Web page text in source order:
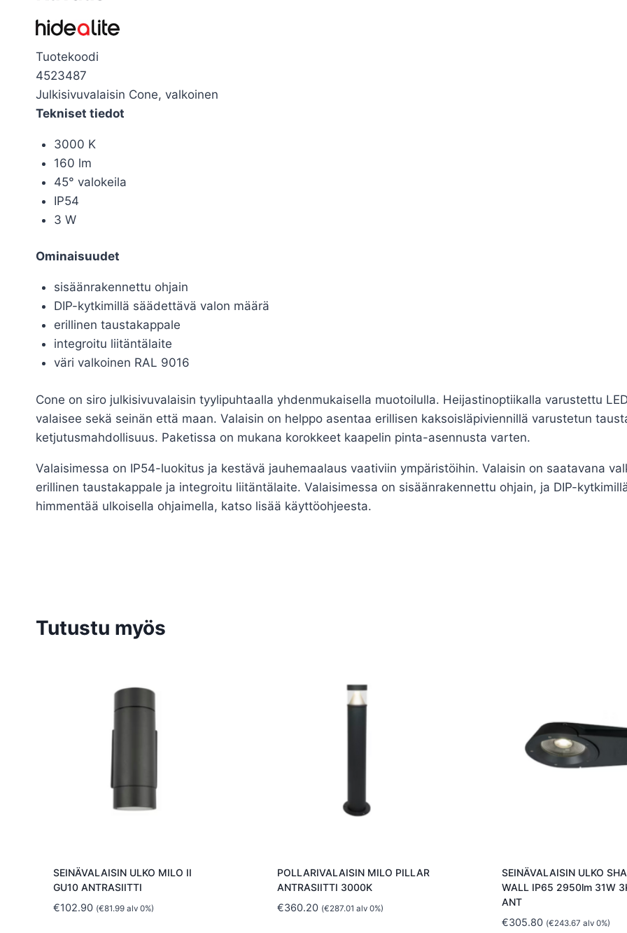
Tuotekoodi
4523487
Julkisivuvalaisin Cone, valkoinen
Tekniset tiedot
3000 K
160 lm
45° valokeila
IP54
3 W
Ominaisuudet
sisäänrakennettu ohjain
DIP-kytkimillä säädettävä valon määrä
erillinen taustakappale
integroitu liitäntälaite
väri valkoinen RAL 9016
Cone on siro julkisivuvalaisin tyylipuhtaalla yhdenmukaisella muotoilulla. Heijastinoptiikalla varustettu
valaisee sekä seinän että maan. Valaisin on helppo asentaa erillisen kaksoisläpiviennillä varustetun
ketjutusmahdollisuus. Paketissa on mukana korokkeet kaapelin pinta-asennusta varten.
Valaisimessa on IP54-luokitus ja kestävä jauhemaalaus vaativiin ympäristöihin. Valaisin on saatavana
erillinen taustakappale ja integroitu liitäntälaite. Valaisimessa on sisäänrakennettu ohjain, ja DIP-
himmentää ulkoisella ohjaimella, katso lisää käyttöohjeesta.
Tutustu myös
SEINÄVALAISIN ULKO MILO II
GU10 ANTRASIITTI
€102.90 (€81.99alv 0%)
POLLARIVALAISIN MILO PILLAR
ANTRASIITTI 3000K
€360.20 (€287.01 alv 0%)
SEINÄVALAISIN ULKO
WALL IP65 2950lm 31W
ANT
€305.80 (€243.67 alv 0%)